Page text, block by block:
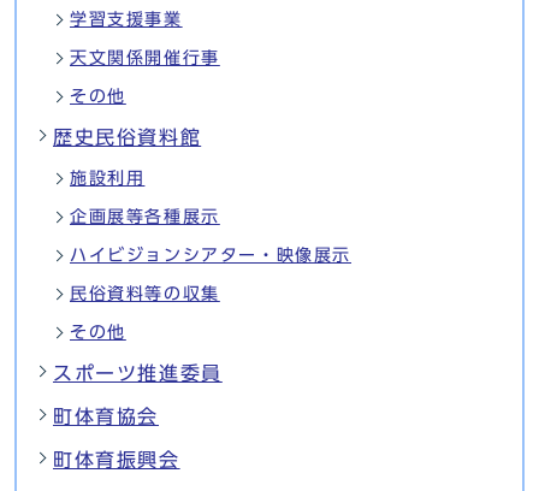
学習支援事業
天文関係開催行事
その他
歴史民俗資料館
施設利用
企画展等各種展示
ハイビジョンシアター・映像展示
民俗資料等の収集
その他
スポーツ推進委員
町体育協会
町体育振興会